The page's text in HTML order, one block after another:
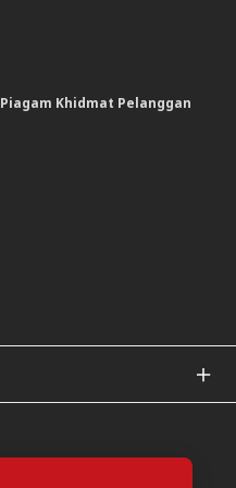
(FRNID)
Pinjaman/Pembiayaan Asas
Khidmat Pelanggan